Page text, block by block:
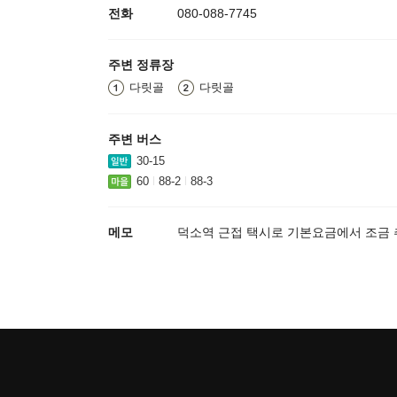
전화 080-088-7745
주변 정류장
다릿골 다릿골
주변 버스
30-15
60
88-2 88-3
메모 덕소역 근접 택시로 기본요금에서 조금